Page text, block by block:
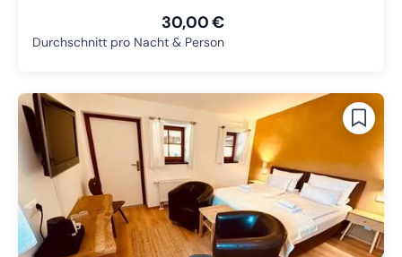
30,00 €
Durchschnitt pro Nacht & Person